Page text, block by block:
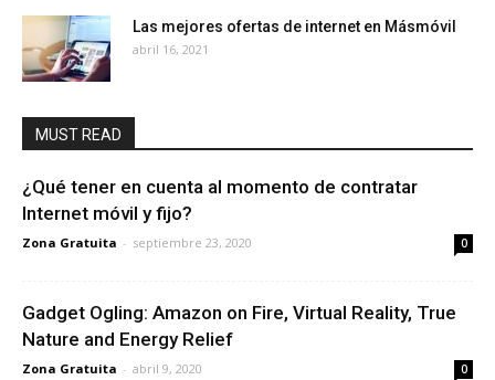
Las mejores ofertas de internet en Másmóvil
abril 16, 2021
MUST READ
¿Qué tener en cuenta al momento de contratar
Internet móvil y fijo?
Zona Gratuita - septiembre 23, 2020 0
Gadget Ogling: Amazon on Fire, Virtual Reality, True
Nature and Energy Relief
Zona Gratuita - abril 9, 2020 0